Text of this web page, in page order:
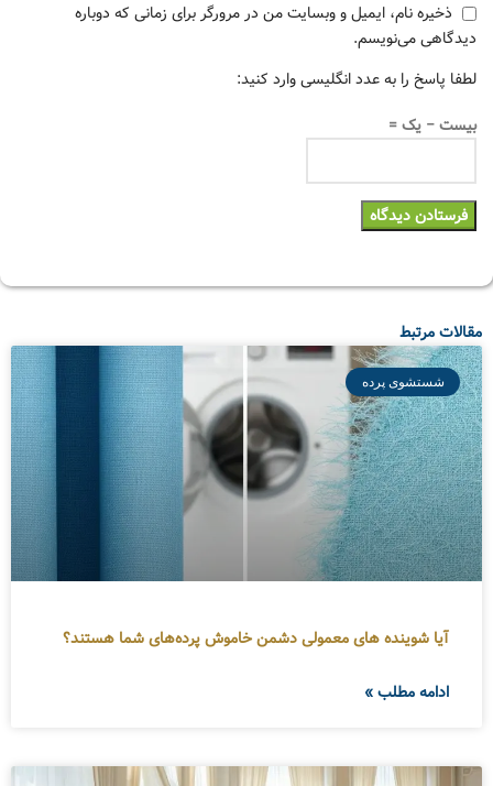
ذخیره نام، ایمیل و وبسایت من در مرورگر برای زمانی که دوباره
دیدگاهی می‌نویسم.
لطفا پاسخ را به عدد انگلیسی وارد کنید:
بیست − یک =
مقالات مرتبط
شستشوی پرده
آیا شوینده های معمولی دشمن خاموش پرده‌های شما هستند؟
ادامه مطلب »